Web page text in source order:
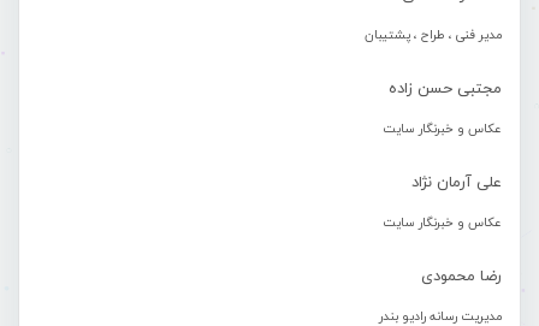
مدیر فنی ، طراح ، پشتیبان
مجتبی حسن زاده
عکاس و خبرنگار سایت
علی آرمان نژاد
عکاس و خبرنگار سایت
رضا محمودی
مدیریت رسانه رادیو بندر